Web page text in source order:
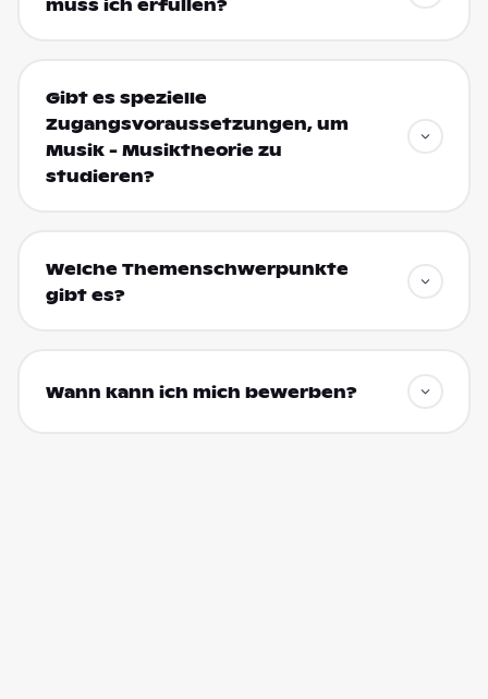
muss ich erfüllen?
Gibt es spezielle
Zugangsvoraussetzungen, um
Musik - Musiktheorie zu
studieren?
Welche Themenschwerpunkte
gibt es?
Wann kann ich mich bewerben?